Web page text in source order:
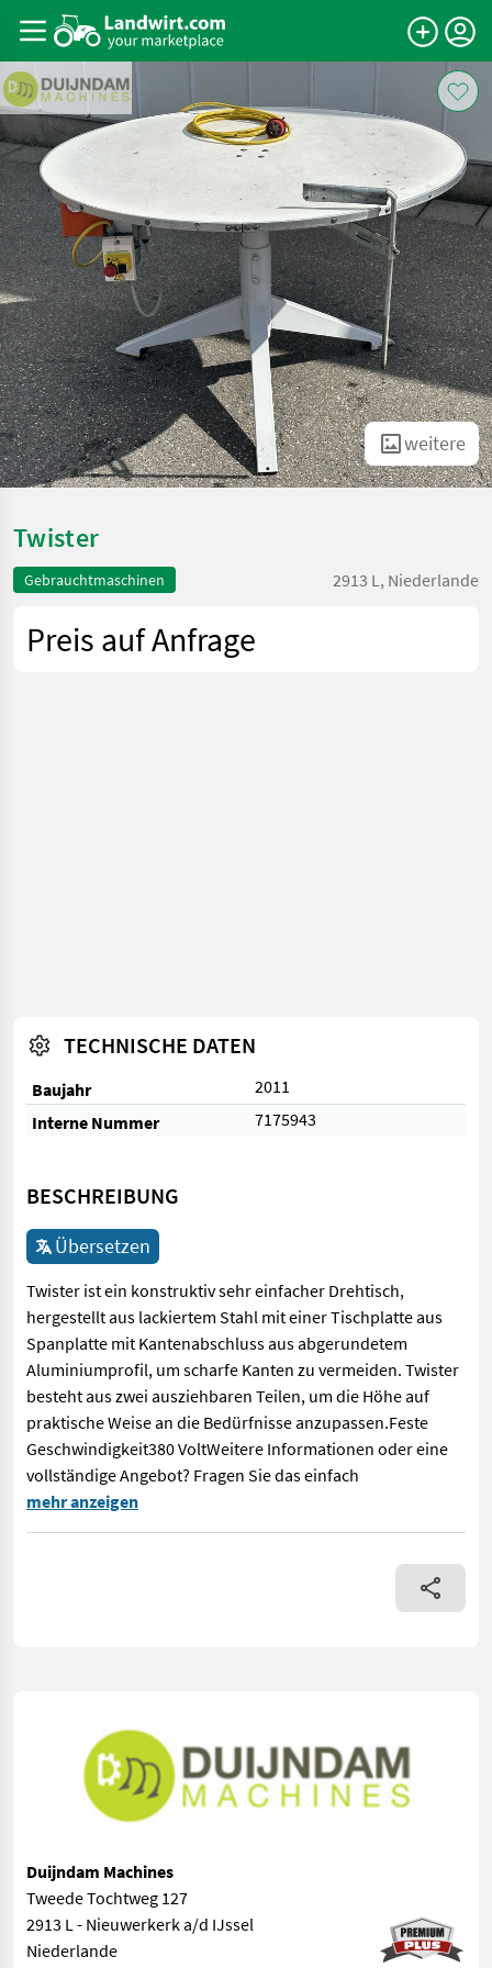
weitere
Twister
Gebrauchtmaschinen 2913 L, Niederlande
Preis auf Anfrage
TECHNISCHE DATEN
Baujahr
2011
Interne Nummer
7175943
BESCHREIBUNG
Übersetzen
Twister ist ein konstruktiv sehr einfacher Drehtisch,
hergestellt aus lackiertem Stahl mit einer Tischplatte aus
Spanplatte mit Kantenabschluss aus abgerundetem
Aluminiumprofil, um scharfe Kanten zu vermeiden. Twister
besteht aus zwei ausziehbaren Teilen, um die Höhe auf
praktische Weise an die Bedürfnisse anzupassen.Feste
Geschwindigkeit380 VoltWeitere Informationen oder eine
vollständige Angebot? Fragen Sie das einfach
Twister ist ein konstruktiv sehr einfacher Drehtisch,
mehr anzeigen
Duijndam Machines
Tweede Tochtweg 127
2913 L - Nieuwerkerk a/d IJssel
Niederlande